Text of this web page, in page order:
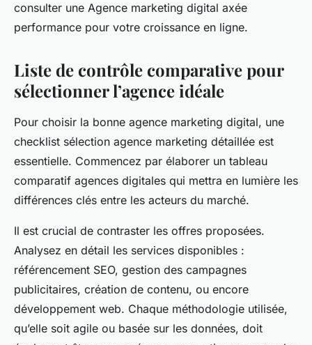
consulter une Agence marketing digital axée
performance pour votre croissance en ligne.
Liste de contrôle comparative pour
sélectionner l’agence idéale
Pour choisir la bonne agence marketing digital, une
checklist sélection agence marketing détaillée est
essentielle. Commencez par élaborer un tableau
comparatif agences digitales qui mettra en lumière les
différences clés entre les acteurs du marché.
Il est crucial de contraster les offres proposées.
Analysez en détail les services disponibles :
référencement SEO, gestion des campagnes
publicitaires, création de contenu, ou encore
développement web. Chaque méthodologie utilisée,
qu’elle soit agile ou basée sur les données, doit